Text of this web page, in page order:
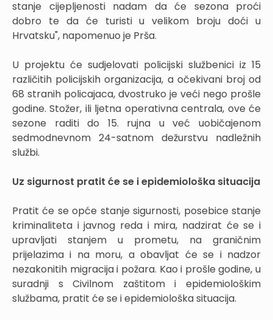
stanje cijepljenosti nadam da će sezona proći
dobro te da će turisti u velikom broju doći u
Hrvatsku", napomenuo je Prša.
U projektu će sudjelovati policijski službenici iz 15
različitih policijskih organizacija, a očekivani broj od
68 stranih policajaca, dvostruko je veći nego prošle
godine. Stožer, ili ljetna operativna centrala, ove će
sezone raditi do 15. rujna u već uobičajenom
sedmodnevnom 24-satnom dežurstvu nadležnih
službi.
Uz sigurnost pratit će se i epidemiološka situacija
Pratit će se opće stanje sigurnosti, posebice stanje
kriminaliteta i javnog reda i mira, nadzirat će se i
upravljati stanjem u prometu, na graničnim
prijelazima i na moru, a obavljat će se i nadzor
nezakonitih migracija i požara. Kao i prošle godine, u
suradnji s Civilnom zaštitom i epidemiološkim
službama, pratit će se i epidemiološka situacija.